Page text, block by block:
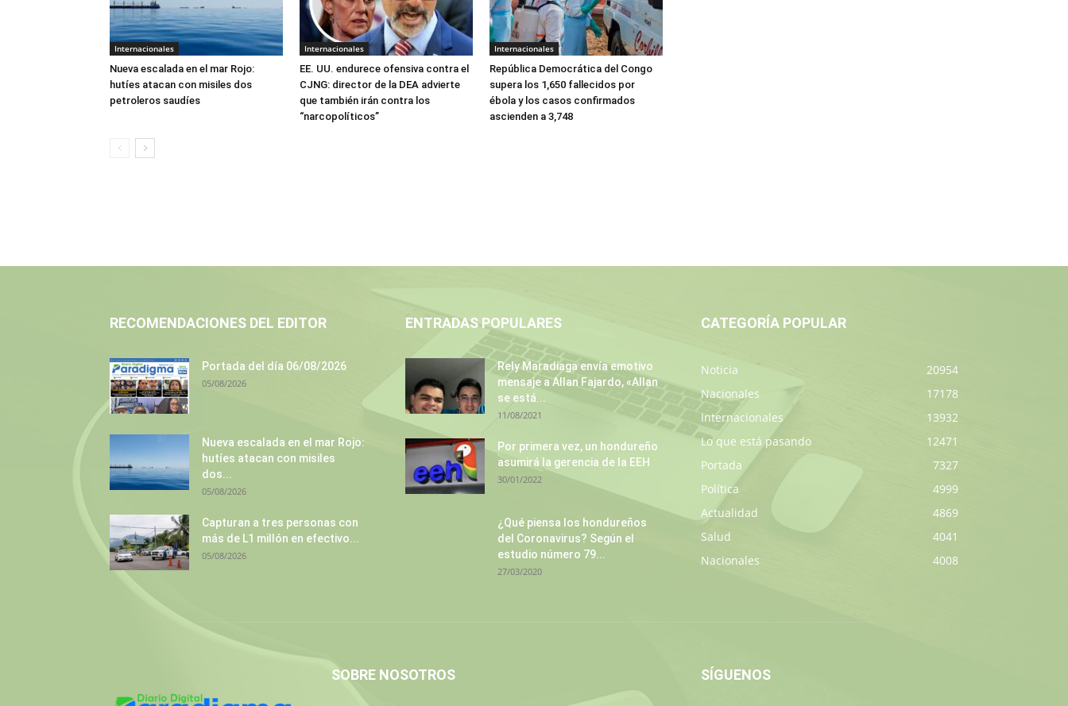
Internacionales
Nueva escalada en el mar Rojo:
hutíes atacan con misiles dos
petroleros saudíes
Internacionales
EE. UU. endurece ofensiva contra el
CJNG: director de la DEA advierte
que también irán contra los
“narcopolíticos”
Internacionales
República Democrática del Congo
supera los 1,650 fallecidos por
ébola y los casos confirmados
ascienden a 3,748
RECOMENDACIONES DEL EDITOR
Portada del día 06/08/2026
05/08/2026
Nueva escalada en el mar Rojo:
hutíes atacan con misiles
dos...
05/08/2026
Capturan a tres personas con
más de L1 millón en efectivo...
05/08/2026
ENTRADAS POPULARES
Rely Maradiaga envía emotivo
mensaje a Allan Fajardo, «Allan
se está...
11/08/2021
Por primera vez, un hondureño
asumirá la gerencia de la EEH
30/01/2022
¿Qué piensa los hondureños
del Coronavirus? Según el
estudio número 79...
27/03/2020
CATEGORÍA POPULAR
Noticia
20954
Nacionales
17178
Internacionales
13932
Lo que está pasando
12471
Portada
7327
Política
4999
Actualidad
4869
Salud
4041
Nacionales
4008
SOBRE NOSOTROS SÍGUENOS